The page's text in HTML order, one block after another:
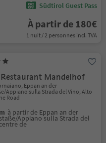
Südtirol Guest Pass
À partir de 180€
1 nuit / 2 personnes incl. TVA
Mandelhof
Eppan an der
Appiano sulla Strada del Vino, Alto
Road
à partir de Eppan an der
Appiano sulla Strada del
de